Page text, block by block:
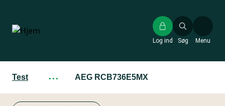
hovedindhold
Søg
Log ind Menu
Test ··· AEG RCB736E5MX